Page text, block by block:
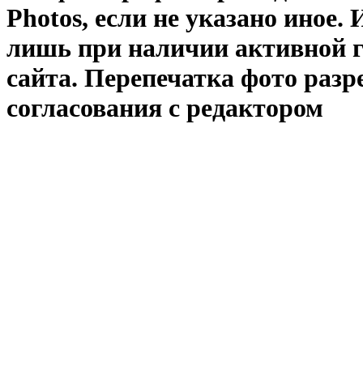
Photos, если не указано иное.
лишь при наличии активной
сайта. Перепечатка фото
согласования с редактором